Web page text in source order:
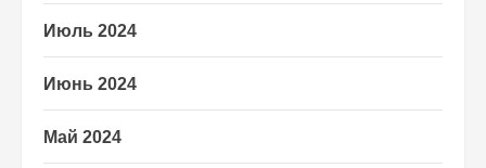
Июль 2024
Июнь 2024
Май 2024